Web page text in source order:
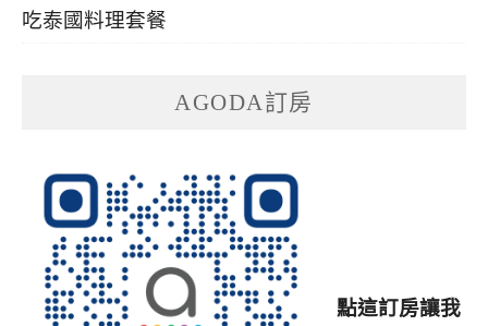
吃泰國料理套餐
AGODA訂房
點這訂房讓我